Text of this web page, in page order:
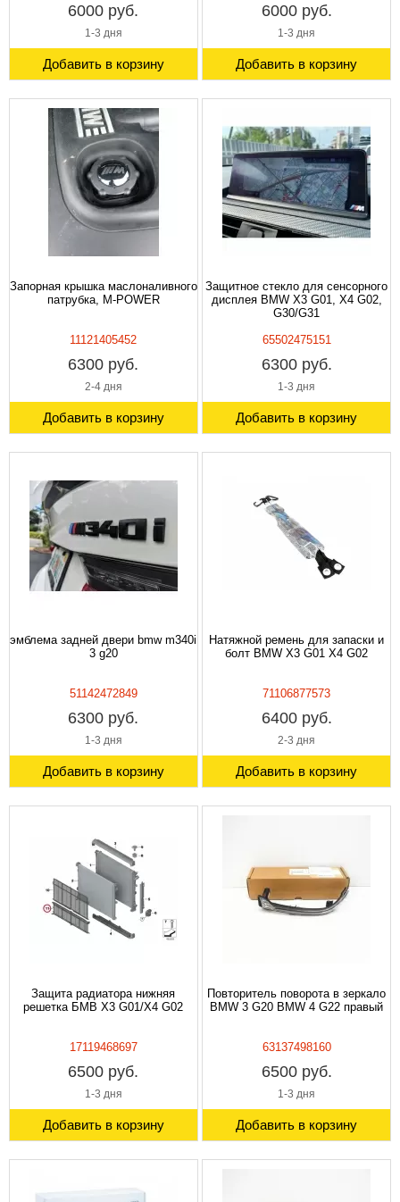
6000 руб.
1-3 дня
Добавить в корзину
6000 руб.
1-3 дня
Добавить в корзину
Запорная крышка маслоналивного
патрубка, M-POWER
11121405452
6300 руб.
2-4 дня
Добавить в корзину
Защитное стекло для сенсорного
дисплея BMW X3 G01, X4 G02,
G30/G31
65502475151
6300 руб.
1-3 дня
Добавить в корзину
эмблема задней двери bmw m340i
3 g20
51142472849
6300 руб.
1-3 дня
Добавить в корзину
Натяжной ремень для запаски и
болт BMW X3 G01 X4 G02
71106877573
6400 руб.
2-3 дня
Добавить в корзину
Защита радиатора нижняя
решетка БМВ X3 G01/X4 G02
17119468697
6500 руб.
1-3 дня
Добавить в корзину
Повторитель поворота в зеркало
BMW 3 G20 BMW 4 G22 правый
63137498160
6500 руб.
1-3 дня
Добавить в корзину